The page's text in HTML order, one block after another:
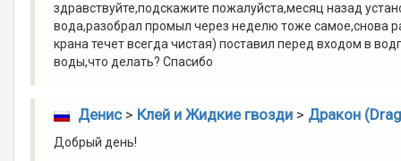
здравствуйте,подскажите пожалуйста,месяц назад
вода,разобрал промыл через неделю тоже самое,снова
крана течет всегда чистая) поставил перед входом в
воды,что делать? Спасибо
Денис> Клей и Жидкие гвозди> Дракон
Добрый день!